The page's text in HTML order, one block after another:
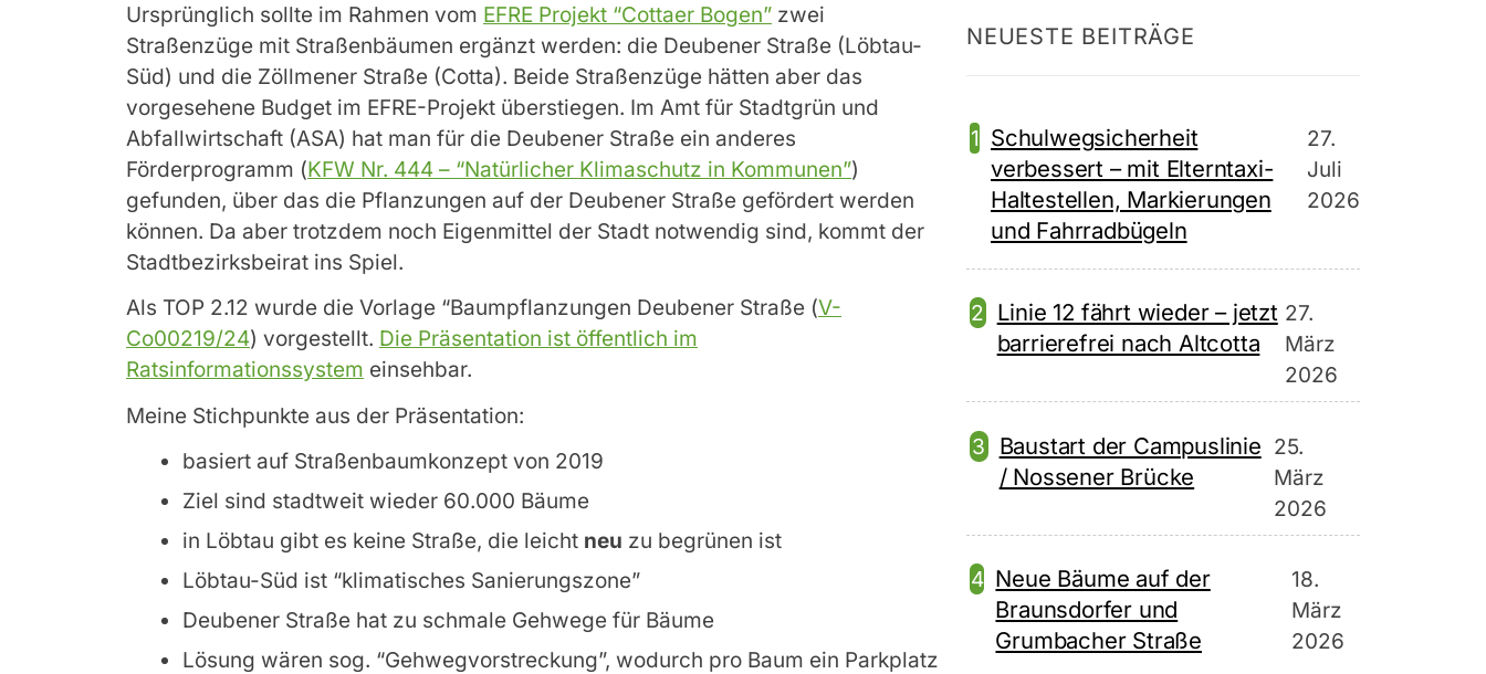
Ursprünglich sollte im Rahmen vom EFRE Projekt “Cottaer Bogen” zwei
Straßenzüge mit Straßenbäumen ergänzt werden: die Deubener Straße (Löbtau-
Süd) und die Zöllmener Straße (Cotta). Beide Straßenzüge hätten aber das
vorgesehene Budget im EFRE-Projekt überstiegen. Im Amt für Stadtgrün und
Abfallwirtschaft (ASA) hat man für die Deubener Straße ein anderes
Förderprogramm (KFW Nr. 444 – “Natürlicher Klimaschutz in Kommunen”)
gefunden, über das die Pflanzungen auf der Deubener Straße gefördert werden
können. Da aber trotzdem noch Eigenmittel der Stadt notwendig sind, kommt der
Stadtbezirksbeirat ins Spiel.
Als TOP 2.12 wurde die Vorlage “Baumpflanzungen Deubener Straße (V-
Co00219/24) vorgestellt. Die Präsentation ist öffentlich im
Ratsinformationssystem einsehbar.
Meine Stichpunkte aus der Präsentation:
basiert auf Straßenbaumkonzept von 2019
Ziel sind stadtweit wieder 60.000 Bäume
in Löbtau gibt es keine Straße, die leicht neu zu begrünen ist
Löbtau-Süd ist “klimatisches Sanierungszone”
Deubener Straße hat zu schmale Gehwege für Bäume
Lösung wären sog. “Gehwegvorstreckung”, wodurch pro Baum ein Parkplatz
NEUESTE BEITRÄGE
Schulwegsicherheit
verbessert – mit Elterntaxi-
Haltestellen, Markierungen
und Fahrradbügeln
27.
Juli
2026
Linie 12 fährt wieder – jetzt
barrierefrei nach Altcotta
27.
März
2026
Baustart der Campuslinie
/ Nossener Brücke
25.
März
2026
Neue Bäume auf der
Braunsdorfer und
Grumbacher Straße
18.
März
2026